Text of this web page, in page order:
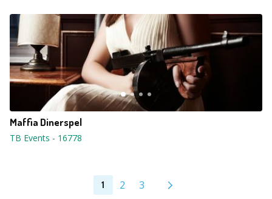
Maffia Dinerspel
TB Events - 16778
1 2 3